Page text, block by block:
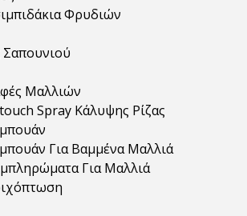
Φρυδιών
Μαλλιών
Spray Κάλυψης Ρίζας
Για Βαμμένα Μαλλιά
Για Μαλλιά